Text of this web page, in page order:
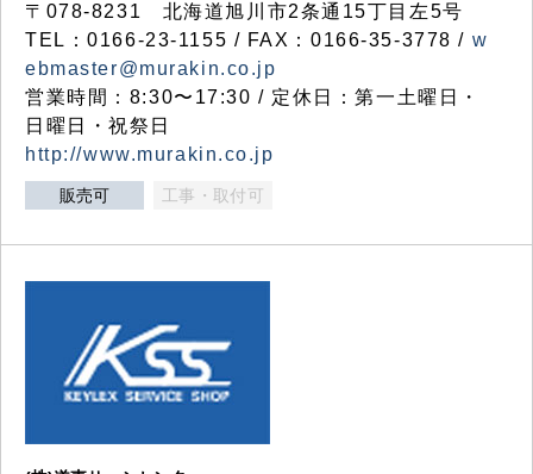
〒078-8231 北海道旭川市2条通15丁目左5号
TEL：0166-23-1155 / FAX：0166-35-3778 / w
ebmaster@murakin.co.jp
営業時間：8:30〜17:30 / 定休日：第一土曜日・
日曜日・祝祭日
http://www.murakin.co.jp
販売可 工事・取付可